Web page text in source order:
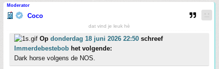
Moderator
Coco
dat vind je leuk hè
Op donderdag 18 juni 2026 22:50 schreef
Immerdebestebob het volgende:
Dark horse volgens de NOS.